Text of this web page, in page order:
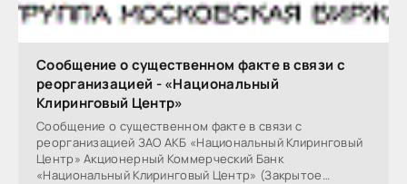
Сообщение о существенном факте в связи с
реорганизацией - «Национальный
Клиринговый Центр»
Сообщение о существенном факте в связи с
реорганизацией ЗАО АКБ «Национальный Клиринговый
Центр» Акционерный Коммерческий Банк
«Национальный Клиринговый Центр» (Закрытое